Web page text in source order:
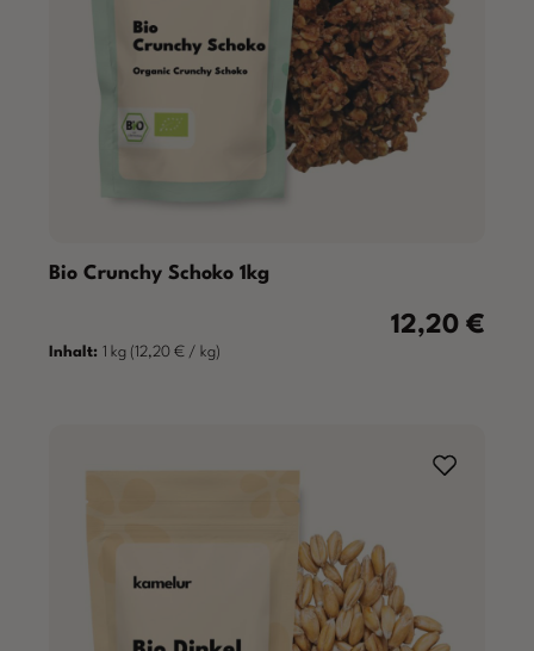
Bio Crunchy Schoko 1kg
Regulärer
12,20 €
Inhalt: 1 kg (12,20 € / kg)